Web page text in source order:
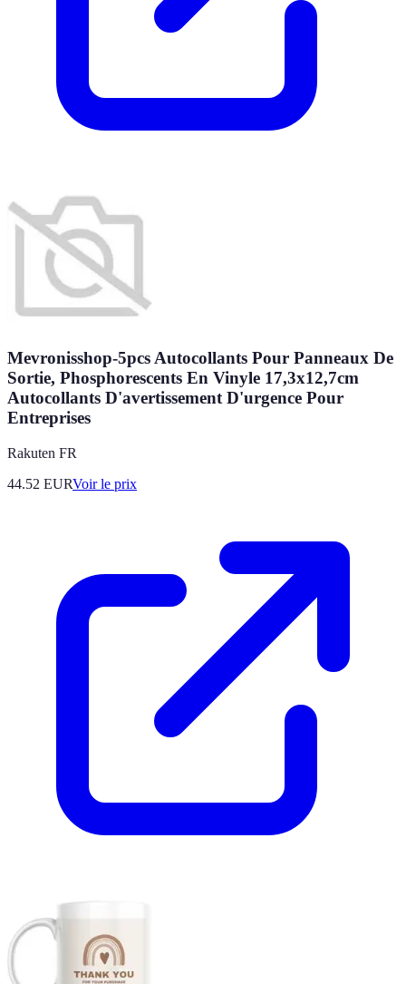
Mevronisshop-5pcs Autocollants Pour Panneaux De
Sortie, Phosphorescents En Vinyle 17,3x12,7cm
Autocollants D'avertissement D'urgence Pour
Entreprises
Rakuten FR
44.52 EURVoir le prix